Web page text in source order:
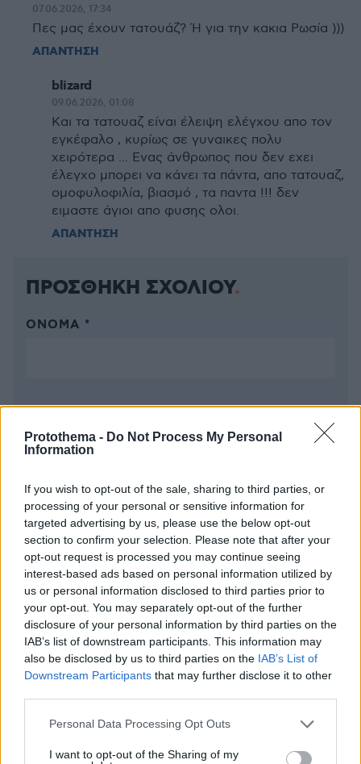
Protothema - Do Not Process My Personal
Information
If you wish to opt-out of the sale, sharing to third parties, or
processing of your personal or sensitive information for
targeted advertising by us, please use the below opt-out
section to confirm your selection. Please note that after your
opt-out request is processed you may continue seeing
interest-based ads based on personal information utilized by
us or personal information disclosed to third parties prior to
your opt-out. You may separately opt-out of the further
disclosure of your personal information by third parties on the
IAB’s list of downstream participants. This information may
also be disclosed by us to third parties on the IAB’s List of
Downstream Participants that may further disclose it to other
Please note that this website/app uses one or more Google
not limited to your visit or usage behaviour. You may click to
Personal Data Processing Opt Outs
I want to opt-out of the Sharing of my
07.06.2026, 17:34
Πες μας έχουν τατουάζ? Ή για την κακια Ρωσία )))
ΑΠΑΝΤΗΣΗ
blizard
09.06.2026, 01:08
Και τα τατουαζ είναι έλειψη ελέγχου απο τον
εγκέφαλο , κυρίως σε γυναικες πολυ
χειρότερα ... Ενας άνθρωπος που δεν εχει
έλεγχο μπορει να κάνει τα πάντα, απο τατουαζ,
ομοφυλοφιλία, βιασμό , τα παντα !!! δεν
ειμαστε άγιοι απο φυσης ολοι.
ΑΠΑΝΤΗΣΗ
ΠΡΟΣΘΗΚΗ ΣΧΟΛΙΟΥ
ΌΝΟΜΑ *
ΣΧΌΛΙΟ *
Απομένουν2500χαρακτήρες